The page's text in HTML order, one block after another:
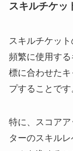
スキルチケッ
スキルチケッ
頻繁に使用す
標に合わせた
プすることです
特に、スコア
ターのスキル